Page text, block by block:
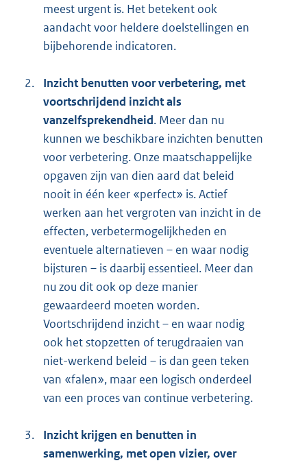
meest urgent is. Het betekent ook
aandacht voor heldere doelstellingen en
bijbehorende indicatoren.
2.
Inzicht benutten voor verbetering, met
voortschrijdend inzicht als
vanzelfsprekendheid. Meer dan nu
kunnen we beschikbare inzichten benutten
voor verbetering. Onze maatschappelijke
opgaven zijn van dien aard dat beleid
nooit in één keer «perfect» is. Actief
werken aan het vergroten van inzicht in de
effecten, verbetermogelijkheden en
eventuele alternatieven – en waar nodig
bijsturen – is daarbij essentieel. Meer dan
nu zou dit ook op deze manier
gewaardeerd moeten worden.
Voortschrijdend inzicht – en waar nodig
ook het stopzetten of terugdraaien van
niet-werkend beleid – is dan geen teken
van «falen», maar een logisch onderdeel
van een proces van continue verbetering.
3.
Inzicht krijgen en benutten in
samenwerking, met open vizier, over